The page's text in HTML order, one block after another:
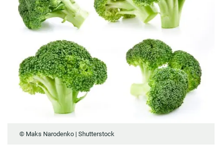
© Maks Narodenko | Shutterstock